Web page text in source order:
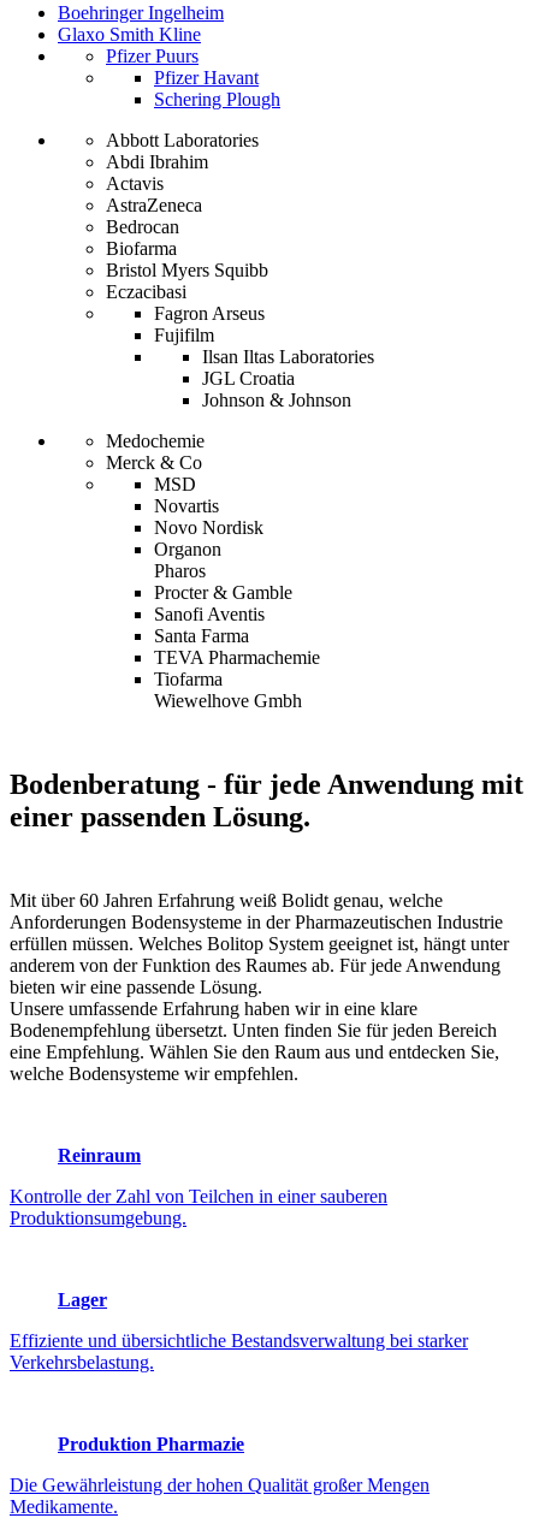
Boehringer Ingelheim
Glaxo Smith Kline
Pfizer Puurs
Pfizer Havant
Schering Plough
Abbott Laboratories
Abdi Ibrahim
Actavis
AstraZeneca
Bedrocan
Biofarma
Bristol Myers Squibb
Eczacibasi
Fagron Arseus
Fujifilm
Ilsan Iltas Laboratories
JGL Croatia
Johnson & Johnson
Medochemie
Merck & Co
MSD
Novartis
Novo Nordisk
Organon
Pharos
Procter & Gamble
Sanofi Aventis
Santa Farma
TEVA Pharmachemie
Tiofarma
Wiewelhove Gmbh
Bodenberatung - für jede Anwendung mit
einer passenden Lösung.
Mit über 60 Jahren Erfahrung weiß Bolidt genau, welche
Anforderungen Bodensysteme in der Pharmazeutischen Industrie
erfüllen müssen. Welches Bolitop System geeignet ist, hängt unter
anderem von der Funktion des Raumes ab. Für jede Anwendung
bieten wir eine passende Lösung.
Unsere umfassende Erfahrung haben wir in eine klare
Bodenempfehlung übersetzt. Unten finden Sie für jeden Bereich
eine Empfehlung. Wählen Sie den Raum aus und entdecken Sie,
welche Bodensysteme wir empfehlen.
Reinraum
Kontrolle der Zahl von Teilchen in einer sauberen
Produktionsumgebung.
Lager
Effiziente und übersichtliche Bestandsverwaltung bei starker
Verkehrsbelastung.
Produktion Pharmazie
Die Gewährleistung der hohen Qualität großer Mengen
Medikamente.